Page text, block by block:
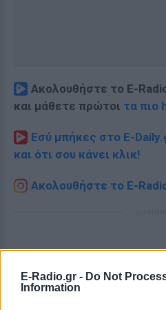
E-Radio.gr - Do Not
Information
Ακολουθήστε το E-
και μάθετε πρώτοι τα πιο
Εσύ μπήκες στο E-
και ότι σου κάνει κλικ!
Ακολουθήστε το E-